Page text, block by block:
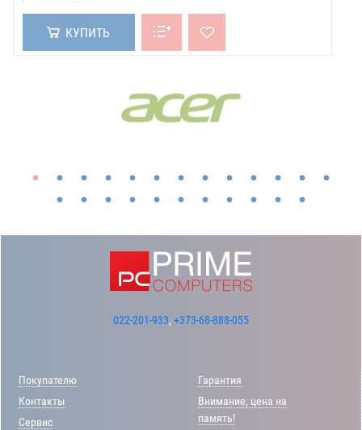
КУПИТЬ
БРЕНДЫ: Показать все бренды
022-201-933, +373-68-888-055
Покупателю
Контакты
Сервис
Гарантия
Внимание, цена на
память!